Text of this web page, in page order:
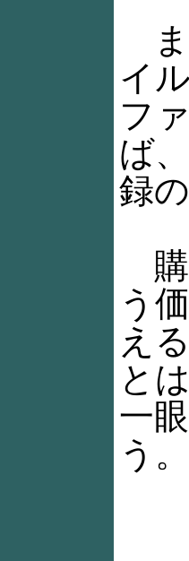
ま
イ
フ
ば
録
購
う
え
と
一
う。